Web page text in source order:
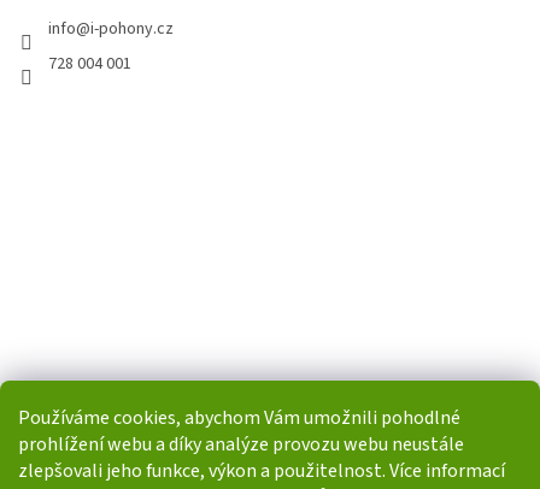
Používáme cookies, abychom Vám umožnili pohodlné
prohlížení webu a díky analýze provozu webu neustále
zlepšovali jeho funkce, výkon a použitelnost. Více informací
info@i-pohony.cz
728 004 001